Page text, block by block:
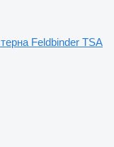
Feldbinder TSA